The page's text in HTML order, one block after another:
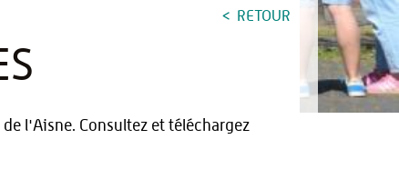
RETOUR
l'Aisne. Consultez et téléchargez